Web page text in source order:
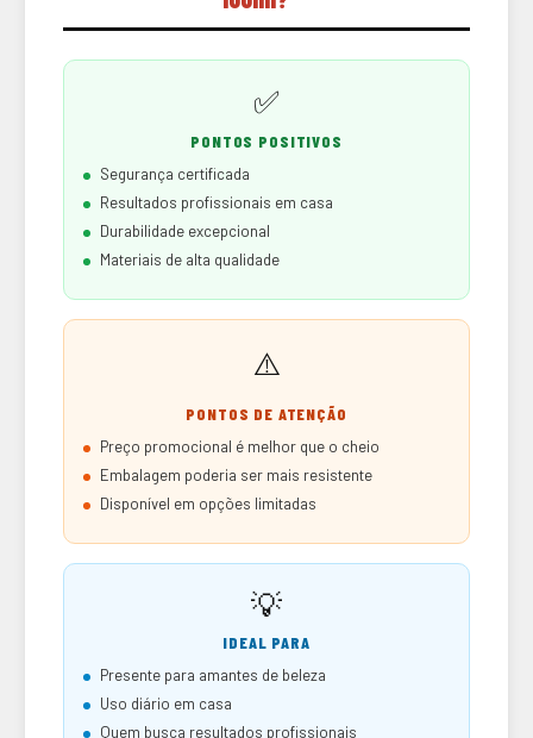
✅
PONTOS POSITIVOS
Segurança certificada
Resultados profissionais em casa
Durabilidade excepcional
Materiais de alta qualidade
⚠️
PONTOS DE ATENÇÃO
Preço promocional é melhor que o cheio
Embalagem poderia ser mais resistente
Disponível em opções limitadas
💡
IDEAL PARA
Presente para amantes de beleza
Uso diário em casa
Quem busca resultados profissionais